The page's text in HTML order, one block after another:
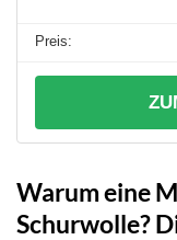
Warum eine
Schurwolle?